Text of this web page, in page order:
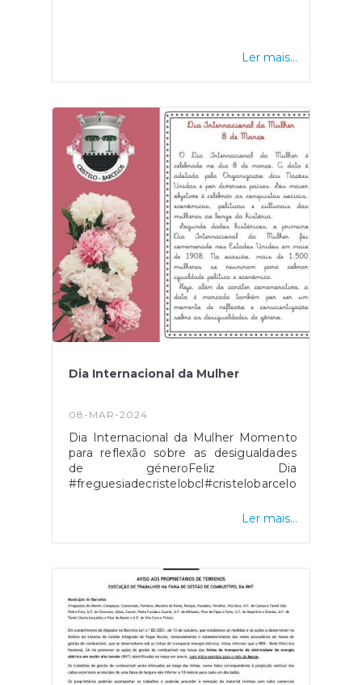
Ler mais...
Dia Internacional da Mulher
08-MAR-2024
Dia Internacional da Mulher Momento
para reflexão sobre as desigualdades
de géneroFeliz Dia
Ler mais...